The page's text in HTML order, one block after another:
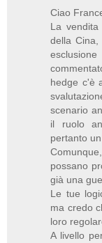
Ciao
La
della
hedge c'è
scenario
il ruolo
pertanto
possano
già una
Le tue
ma credo
loro
A livello